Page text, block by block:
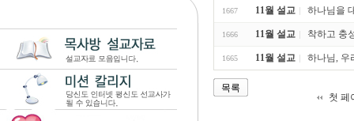
1667 11월 설교 하나님을
1666 11월 설교 착하고 충
1665 11월 설교 하나님, 우
목록
첫 페